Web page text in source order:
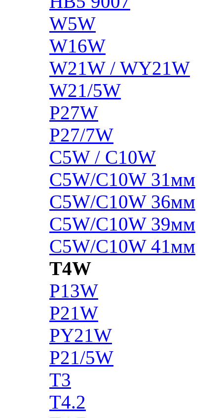
W5W
W16W
W21W / WY21W
W21/5W
P27W
P27/7W
C5W / C10W
C5W/C10W 31мм
C5W/C10W 36мм
C5W/C10W 39мм
C5W/C10W 41мм
T4W
P13W
P21W
PY21W
P21/5W
T3
T4.2